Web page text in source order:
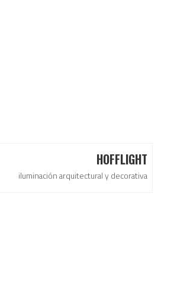
HOFFLIGHT
iluminación arquitectural y decorativa